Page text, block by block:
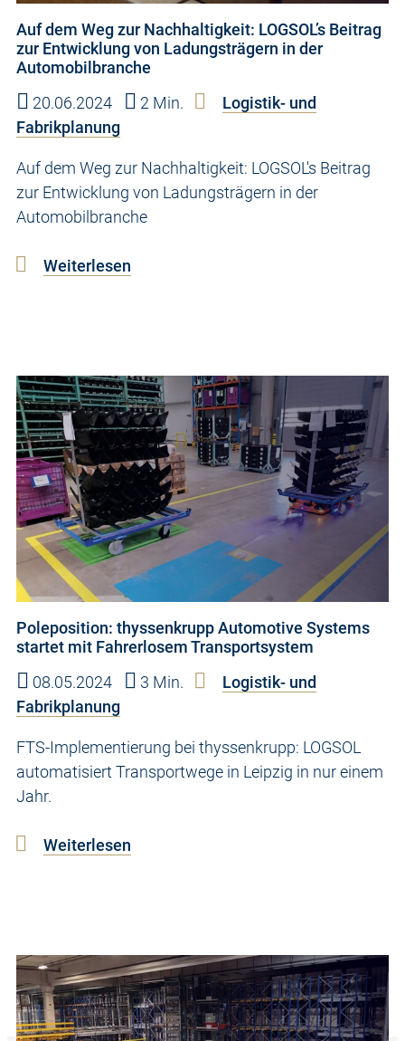
Auf dem Weg zur Nachhaltigkeit: LOGSOL’s Beitrag
zur Entwicklung von Ladungsträgern in der
Automobilbranche
20.06.2024
2 Min.
Logistik- und
Fabrikplanung
Auf dem Weg zur Nachhaltigkeit: LOGSOL's Beitrag
zur Entwicklung von Ladungsträgern in der
Automobilbranche
Weiterlesen
Poleposition: thyssenkrupp Automotive Systems
startet mit Fahrerlosem Transportsystem
08.05.2024
3 Min.
Logistik- und
Fabrikplanung
FTS-Implementierung bei thyssenkrupp: LOGSOL
automatisiert Transportwege in Leipzig in nur einem
Jahr.
Weiterlesen